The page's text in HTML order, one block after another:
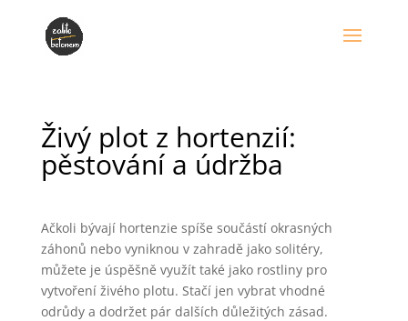
Živý plot z hortenzií:
pěstování a údržba
Ačkoli bývají hortenzie spíše součástí okrasných
záhonů nebo vyniknou v zahradě jako solitéry,
můžete je úspěšně využít také jako rostliny pro
vytvoření živého plotu. Stačí jen vybrat vhodné
odrůdy a dodržet pár dalších důležitých zásad.